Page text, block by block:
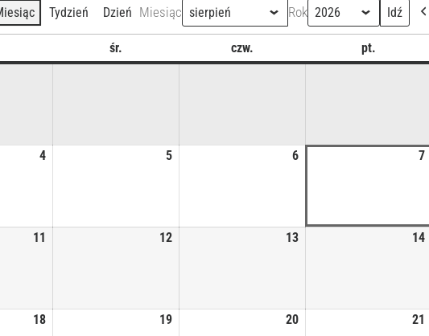
Tydzień Dzień Miesiąc Rok
śr. czw. pt.
4 5 6 7
11 12 13 14
18 19 20 21